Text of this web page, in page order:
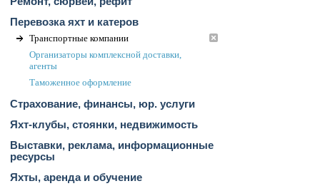
Перевозка яхт и катеров
Транспортные компании
Организаторы комплексной доставки,
агенты
Таможенное оформление
Страхование, финансы, юр. услуги
Яхт-клубы, стоянки, недвижимость
Выставки, реклама, информационные
ресурсы
Яхты, аренда и обучение